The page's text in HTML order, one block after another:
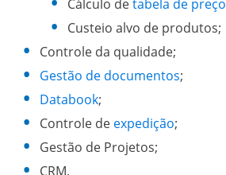
Cálculo detabela de preço
Custeio alvo de produtos;
Controle da qualidade;
Gestão de documentos;
Databook;
Controle de expedição;
Gestão de Projetos;
CRM.